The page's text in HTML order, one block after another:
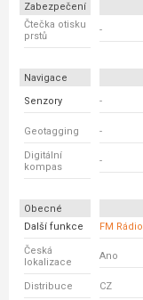
Zabezpečení
Čtečka otisku
prstů
-
Navigace
Senzory
-
Geotagging -
Digitální
kompas
-
Obecné
Další funkce
FM Rádio
Česká
lokalizace
Ano
Distribuce CZ